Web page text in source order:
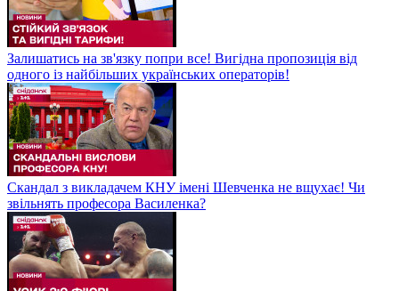
Залишатись на зв'язку попри все! Вигідна пропозиція від
одного із найбільших українських операторів!
Скандал з викладачем КНУ імені Шевченка не вщухає! Чи
звільнять професора Василенка?